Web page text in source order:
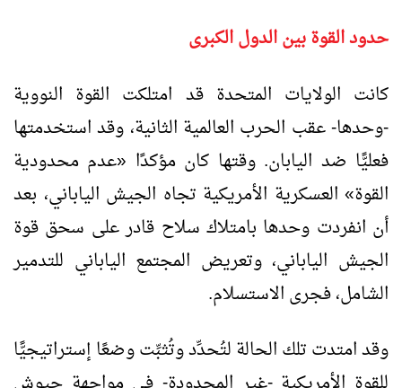
حدود القوة بين الدول الكبرى
كانت الولايات المتحدة قد امتلكت القوة النووية
-وحدها- عقب الحرب العالمية الثانية، وقد استخدمتها
فعليًّا ضد اليابان. وقتها كان مؤكدًا «عدم محدودية
القوة» العسكرية الأمريكية تجاه الجيش الياباني، بعد
أن انفردت وحدها بامتلاك سلاح قادر على سحق قوة
الجيش الياباني، وتعريض المجتمع الياباني للتدمير
الشامل، فجرى الاستسلام.
وقد امتدت تلك الحالة لتُحدِّد وتُثبِّت وضعًا إستراتيجيًّا